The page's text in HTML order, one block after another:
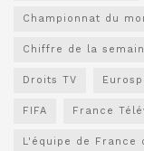
Championnat du
Chiffre de la
Droits TV
FIFA France
L'équipe de France